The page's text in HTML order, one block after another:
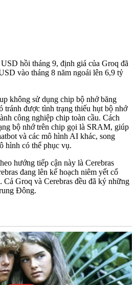
hồi tháng 9, định giá của Groq đã
vào tháng 8 năm ngoái lên 6,9 tỷ
không sử dụng chip bộ nhớ băng
tránh được tình trạng thiếu hụt bộ nhớ
công nghiệp chip toàn cầu. Cách
bộ nhớ trên chip gọi là SRAM, giúp
và các mô hình AI khác, song
hình có thể phục vụ.
hướng tiếp cận này là Cerebras
đang lên kế hoạch niêm yết cổ
Cả Groq và Cerebras đều đã ký những
Đông.